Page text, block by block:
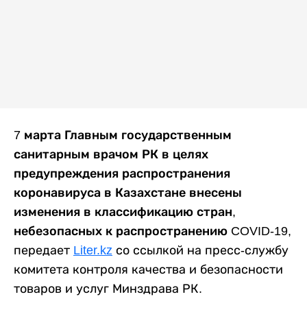
7 марта Главным государственным
санитарным врачом РК в целях
предупреждения распространения
коронавируса в Казахстане внесены
изменения в классификацию стран,
небезопасных к распространению COVID-19,
передает Liter.kz со ссылкой на пресс-службу
комитета контроля качества и безопасности
товаров и услуг Минздрава РК.